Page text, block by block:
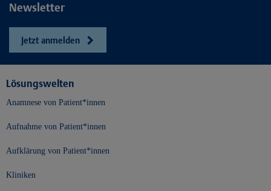
Newsletter
Jetzt anmelden
Lösungswelten
Anamnese von Patient*innen
Aufnahme von Patient*innen
Aufklärung von Patient*innen
Kliniken